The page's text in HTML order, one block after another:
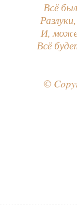
Всё
И,
Всё
©